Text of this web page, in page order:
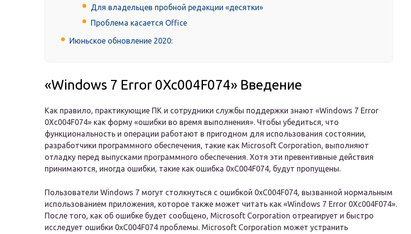
Для владельцев пробной редакции «десятки»
Проблема касается Office
Июньское обновление 2020:
«Windows 7 Error 0Xc004F074» Введение
Как правило, практикующие ПК и сотрудники службы поддержки знают «Windows 7 Error
0Xc004F074» как форму «ошибки во время выполнения». Чтобы убедиться, что
функциональность и операции работают в пригодном для использования состоянии,
разработчики программного обеспечения, такие как Microsoft Corporation, выполняют
отладку перед выпусками программного обеспечения. Хотя эти превентивные действия
принимаются, иногда ошибки, такие как ошибка 0xC004F074, будут пропущены.
Пользователи Windows 7 могут столкнуться с ошибкой 0xC004F074, вызванной нормальным
использованием приложения, которое также может читать как «Windows 7 Error 0Xc004F074».
После того, как об ошибке будет сообщено, Microsoft Corporation отреагирует и быстро
исследует ошибки 0xC004F074 проблемы. Microsoft Corporation может устранить